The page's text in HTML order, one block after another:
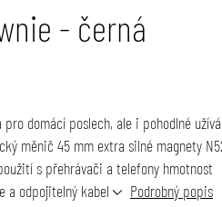
- černá
domácí poslech, ale i pohodlné
měnič 45 mm extra silné magnety
s přehrávači a telefony hmotnost
a odpojitelný kabel
Podrobný popis